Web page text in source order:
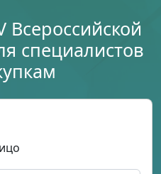
Всероссийской
специалистов